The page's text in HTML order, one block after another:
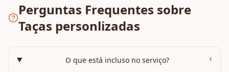
Perguntas Frequentes sobre
Taças personlizadas
O que está incluso no serviço? ›